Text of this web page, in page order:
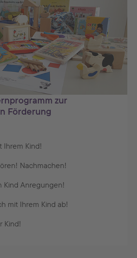
zur
Förderung
Ihrem Kind!
Nachmachen!
Kind Anregungen!
mit Ihrem Kind ab!
Kind!